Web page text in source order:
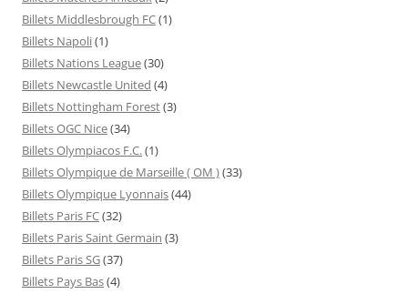
Billets Middlesbrough FC(1)
Billets Napoli(1)
Billets Nations League(30)
Billets Newcastle United (4)
Billets Nottingham Forest(3)
Billets OGC Nice(34)
Billets Olympiacos F.C.(1)
Billets Olympique de Marseille ( OM )(33)
Billets Olympique Lyonnais(44)
Billets Paris FC(32)
Billets Paris Saint Germain (3)
Billets Paris SG(37)
Billets Pays Bas(4)